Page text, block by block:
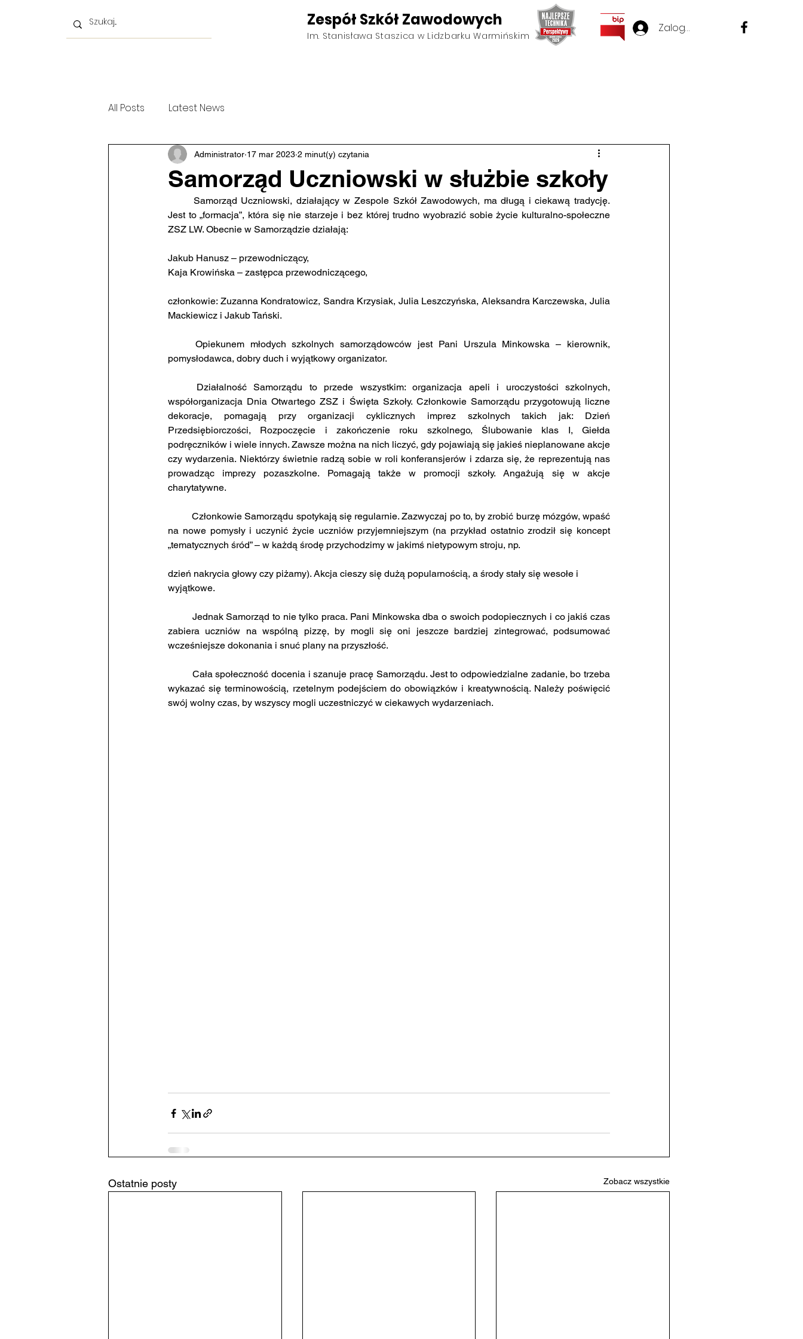
Zaloguj się
Zespół Szkół Zawodowych
Im. Stanisława Staszica w Lidzbarku Warmińskim
All Posts Latest News
Samorząd Uczniowski w służbie szkoły
Administrator 17 mar 2023 2 minut(y) czytania
Jest to „formacja”, która się nie starzeje i bez której trudno wyobrazić sobie życie kulturalno-społeczne
ZSZ LW. Obecnie w Samorządzie działają:
Jakub Hanusz – przewodniczący,
Kaja Krowińska – zastępca przewodniczącego,
członkowie: Zuzanna Kondratowicz, Sandra Krzysiak, Julia Leszczyńska, Aleksandra Karczewska, Julia
Mackiewicz i Jakub Tański.
pomysłodawca, dobry duch i wyjątkowy organizator.
współorganizacja Dnia Otwartego ZSZ i Święta Szkoły. Członkowie Samorządu przygotowują liczne
dekoracje, pomagają przy organizacji cyklicznych imprez szkolnych takich jak: Dzień
Przedsiębiorczości, Rozpoczęcie i zakończenie roku szkolnego, Ślubowanie klas I, Giełda
podręczników i wiele innych. Zawsze można na nich liczyć, gdy pojawiają się jakieś nieplanowane akcje
czy wydarzenia. Niektórzy świetnie radzą sobie w roli konferansjerów i zdarza się, że reprezentują nas
prowadząc imprezy pozaszkolne. Pomagają także w promocji szkoły. Angażują się w akcje
charytatywne.
	Członkowie Samorządu spotykają się regularnie. Zazwyczaj po to, by zrobić burzę mózgów, wpaść
na nowe pomysły i uczynić życie uczniów przyjemniejszym (na przykład ostatnio zrodził się koncept
„tematycznych śród” – w każdą środę przychodzimy w jakimś nietypowym stroju, np.
dzień nakrycia głowy czy piżamy). Akcja cieszy się dużą popularnością, a środy stały się wesołe i
wyjątkowe.
zabiera uczniów na wspólną pizzę, by mogli się oni jeszcze bardziej zintegrować, podsumować
wcześniejsze dokonania i snuć plany na przyszłość.
wykazać się terminowością, rzetelnym podejściem do obowiązków i kreatywnością. Należy poświęcić
swój wolny czas, by wszyscy mogli uczestniczyć w ciekawych wydarzeniach.
Ostatnie posty Zobacz wszystkie